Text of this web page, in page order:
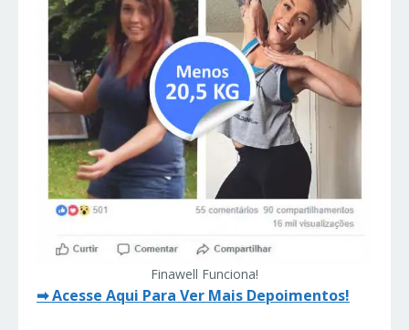
Finawell Funciona!
➡Acesse Aqui Para Ver Mais Depoimentos!